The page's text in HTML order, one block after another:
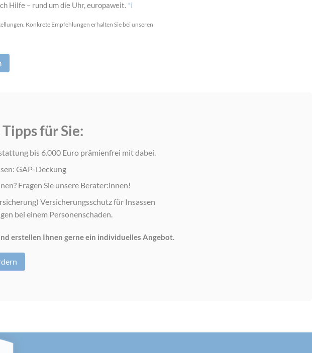
Hilfe – rund um die Uhr, europaweit. *i
Konkrete Empfehlungen erhalten Sie bei unseren
für Sie:
bis 6.000 Euro prämienfrei mit dabei.
GAP-Deckung
Fragen Sie unsere Berater:innen!
Versicherungsschutz für Insassen
bei einem Personenschaden.
erstellen Ihnen gerne ein individuelles Angebot.